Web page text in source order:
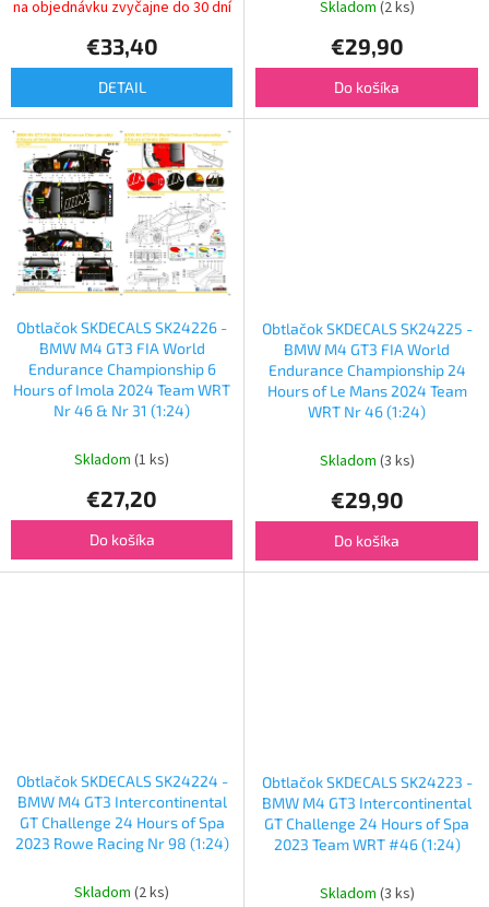
na objednávku zvyčajne do 30 dní
€33,40
DETAIL
Skladom (2 ks)
€29,90
Do košíka
Obtlačok SKDECALS SK24226 -
BMW M4 GT3 FIA World
Endurance Championship 6
Hours of Imola 2024 Team WRT
Nr 46 & Nr 31 (1:24)
Skladom (1 ks)
€27,20
Do košíka
Obtlačok SKDECALS SK24225 -
BMW M4 GT3 FIA World
Endurance Championship 24
Hours of Le Mans 2024 Team
WRT Nr 46 (1:24)
Skladom (3 ks)
€29,90
Do košíka
Obtlačok SKDECALS SK24224 -
BMW M4 GT3 Intercontinental
GT Challenge 24 Hours of Spa
2023 Rowe Racing Nr 98 (1:24)
Skladom (2 ks)
Obtlačok SKDECALS SK24223 -
BMW M4 GT3 Intercontinental
GT Challenge 24 Hours of Spa
2023 Team WRT #46 (1:24)
Skladom (3 ks)